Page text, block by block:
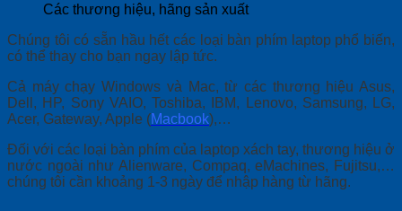
Các thương hiệu, hãng sản xuất
Chúng tôi có sẵn hầu hết các loại bàn phím laptop phổ biến,
có thể thay cho bạn ngay lập tức.
Cả máy chạy Windows và Mac, từ các thương hiệu Asus,
Dell, HP, Sony VAIO, Toshiba, IBM, Lenovo, Samsung, LG,
Acer, Gateway, Apple (Macbook),…
Đối với các loại bàn phím của laptop xách tay, thương hiệu ở
nước ngoài như Alienware, Compaq, eMachines, Fujitsu,…
chúng tôi cần khoảng 1-3 ngày để nhập hàng từ hãng.